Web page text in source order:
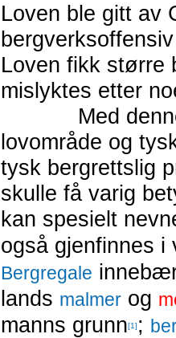
Loven ble gitt av
Loven fikk større
mislyktes etter
Med denne
lovområde og
tysk bergrettslig
skulle få varig
kan spesielt
også gjenfinnes
Bergregale
lands malmer og
manns grunn[1] ;